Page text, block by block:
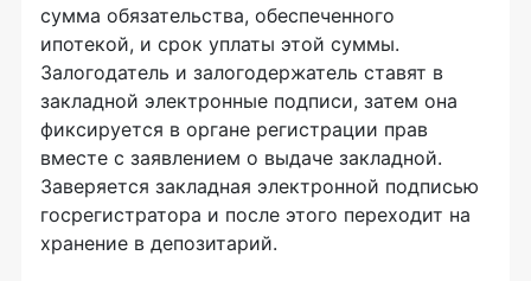
сумма обязательства, обеспеченного
ипотекой, и срок уплаты этой суммы.
Залогодатель и залогодержатель ставят в
закладной электронные подписи, затем она
фиксируется в органе регистрации прав
вместе с заявлением о выдаче закладной.
Заверяется закладная электронной подписью
госрегистратора и после этого переходит на
хранение в депозитарий.